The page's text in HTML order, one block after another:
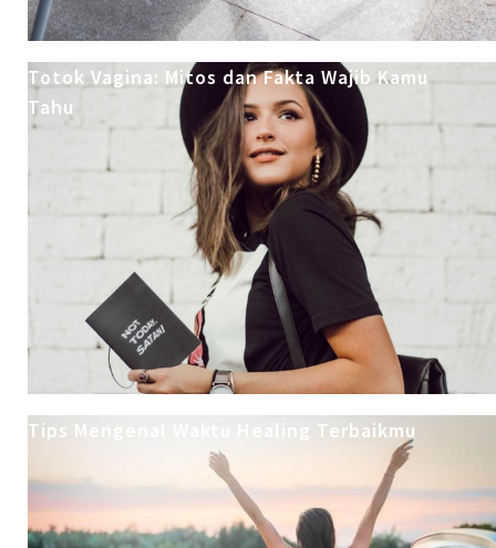
Totok Vagina: Mitos dan Fakta Wajib Kamu
Tahu
Tips Mengenal Waktu Healing Terbaikmu